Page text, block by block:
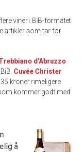
viner i BiB-formatet
artikler som tar for
d'Abruzzo
Cuvée Christer
kroner rimeligere
kommer godt med
å